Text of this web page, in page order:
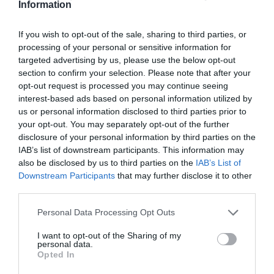
Information
If you wish to opt-out of the sale, sharing to third parties, or
processing of your personal or sensitive information for
targeted advertising by us, please use the below opt-out
section to confirm your selection. Please note that after your
opt-out request is processed you may continue seeing
interest-based ads based on personal information utilized by
us or personal information disclosed to third parties prior to
your opt-out. You may separately opt-out of the further
disclosure of your personal information by third parties on the
IAB’s list of downstream participants. This information may
also be disclosed by us to third parties on the IAB’s List of
Downstream Participants that may further disclose it to other
Personal Data Processing Opt Outs
I want to opt-out of the Sharing of my
personal data.
Opted In
futura evolució del preu posarà a totes les
L’èxit de l’operació per
l’empresa no depèn tant de
la quantitat de diners
aixecada en aquesta
operació, com dels seus
efectes a llarg termini
Finalment, la qualitat dels inversors que es posen
dins l’empresa és molt important. Si vostè tingués
una empresa de la seva propietat i volgués donar